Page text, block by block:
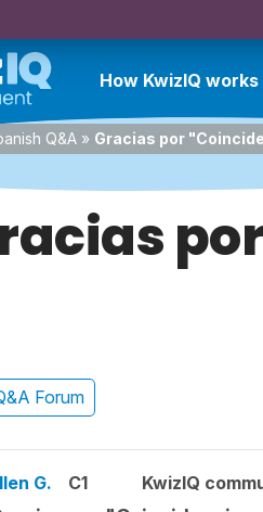
How KwizIQ works
Q&A » Gracias por
Forum
G. C1 KwizIQ